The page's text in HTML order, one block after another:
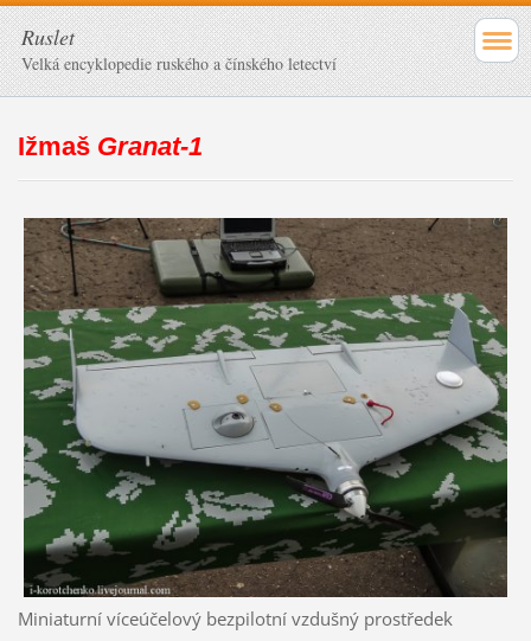
Ruslet
Velká encyklopedie ruského a čínského letectví
Ižmaš Granat-1
Miniaturní víceúčelový bezpilotní vzdušný prostředek